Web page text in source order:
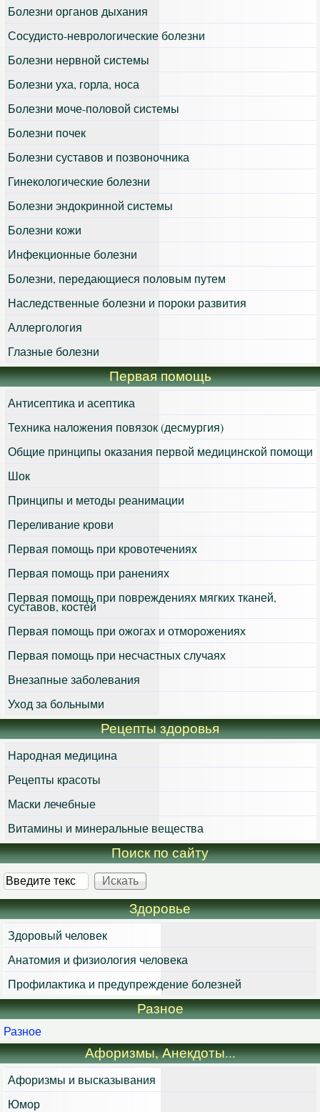
Болезни органов дыхания
Сосудисто-неврологические болезни
Болезни нервной системы
Болезни уха, горла, носа
Болезни моче-половой системы
Болезни почек
Болезни суставов и позвоночника
Гинекологические болезни
Болезни эндокринной системы
Болезни кожи
Инфекционные болезни
Болезни, передающиеся половым путем
Наследственные болезни и пороки развития
Аллергология
Глазные болезни
Первая помощь
Антисептика и асептика
Техника наложения повязок (десмургия)
Общие принципы оказания первой медицинской помощи
Шок
Принципы и методы реанимации
Переливание крови
Первая помощь при кровотечениях
Первая помощь при ранениях
Первая помощь при повреждениях мягких тканей,
суставов, костей
Первая помощь при ожогах и отморожениях
Первая помощь при несчастных случаях
Внезапные заболевания
Уход за больными
Рецепты здоровья
Народная медицина
Рецепты красоты
Маски лечебные
Витамины и минеральные вещества
Поиск по сайту
Искать
Здоровье
Здоровый человек
Анатомия и физиология человека
Профилактика и предупреждение болезней
Разное
Разное
Афоризмы, Анекдоты...
Афоризмы и высказывания
Юмор